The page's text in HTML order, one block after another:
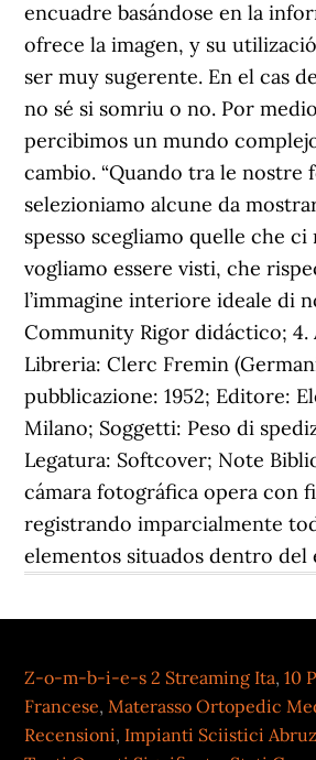
Z-o-m-b-i-e-s 2 Streaming Ita,10
Francese,Materasso Ortopedic
Recensioni, Impianti Sciistici